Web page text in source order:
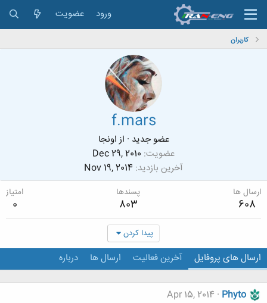
ورود عضویت
کاربران
f.mars
عضو جدید · ازاونجا
عضویت Dec 29, 2010
آخرین بازدید Nov 19, 2014
ارسال ها
608
پسندها
803
امتیاز
0
پیدا کردن
ارسال های پروفایل آخرین فعالیت ارسال ها درباره
Phyto
Apr 15, 2014